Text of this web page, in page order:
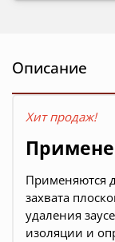
Описание
Хит продаж!
Применяются
захвата
удаления
изоляции и